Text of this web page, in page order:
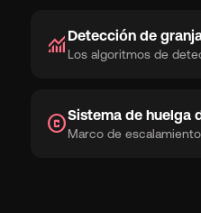
monitoring Detección de
Los algoritmos de
copyrightSistema de huelga
Marco de